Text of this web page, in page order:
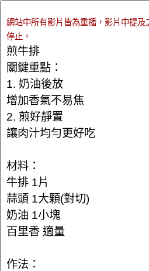
網站中所有影片皆為重播，影片中提
停止。
煎牛排
關鍵重點：
1. 奶油後放
增加香氣不易焦
2. 煎好靜置
讓肉汁均勻更好吃
材料：
牛排 1片
蒜頭 1大顆(對切)
奶油 1小塊
百里香 適量
作法：